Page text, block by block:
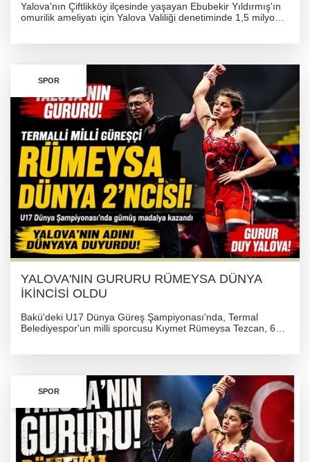
Yalova'nın Çiftlikköy ilçesinde yaşayan Ebubekir Yıldırmış'ın
omurilik ameliyatı için Yalova Valiliği denetiminde 1,5 milyon
SPOR
YALOVA'NIN GURURU RÜMEYSA DÜNYA
İKİNCİSİ OLDU
Bakü'deki U17 Dünya Güreş Şampiyonası'nda, Termal
Belediyespor'un milli sporcusu Kıymet Rümeysa Tezcan, 69
SPOR